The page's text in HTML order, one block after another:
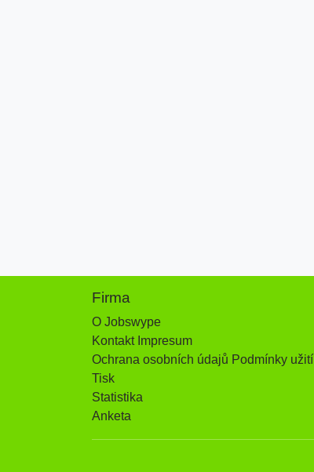
Firma
O Jobswype
Kontakt Impresum
Ochrana osobních údajů Podmínky užití
Tisk
Statistika
Anketa